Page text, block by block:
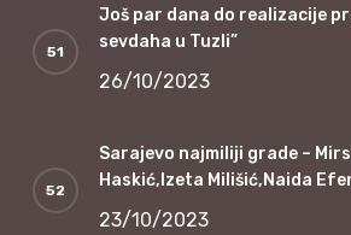
Još par dana do realizacije
sevdaha u Tuzli”
26/10/2023
Sarajevo najmiliji grade –
Haskić,Izeta Milišić,Naida
23/10/2023